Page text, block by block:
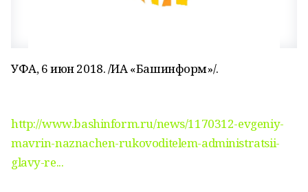
УФА, 6 июн 2018. /ИА «Башинформ»/.
http://www.bashinform.ru/news/1170312-evgeniy-
mavrin-naznachen-rukovoditelem-administratsii-
glavy-re...